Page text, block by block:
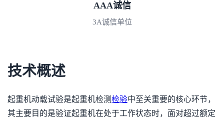
AAA诚信
3A诚信单位
技术概述
起重机动载试验是起重机检测检验中至关重要的核心环节，
其主要目的是验证起重机在处于工作状态时，面对超过额定